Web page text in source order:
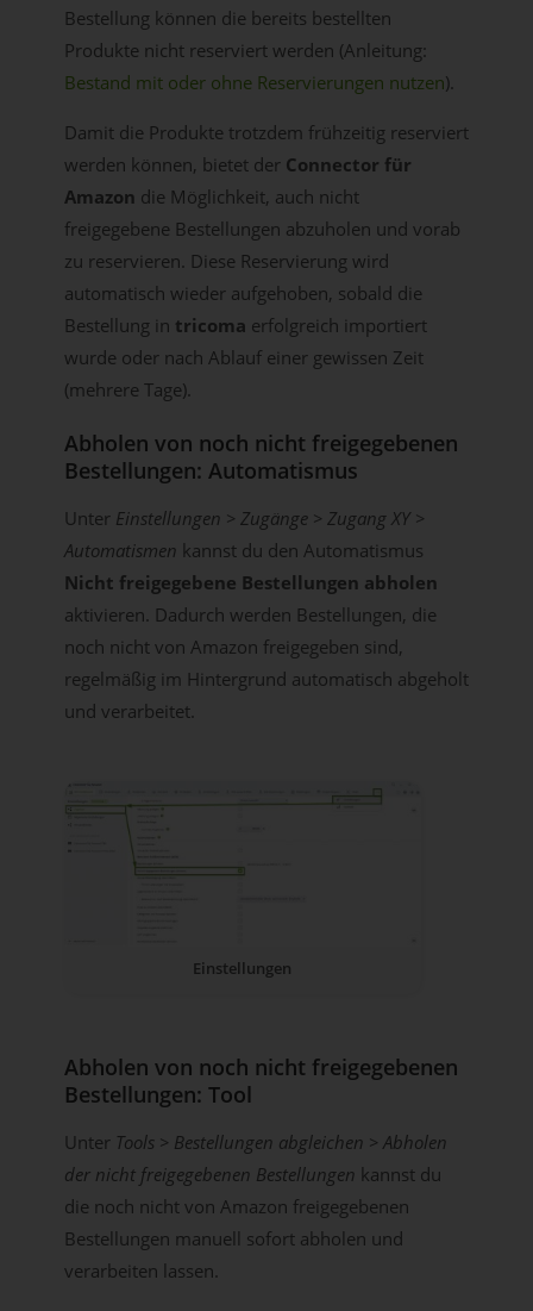
Bestellung können die bereits bestellten
Produkte nicht reserviert werden (Anleitung:
Bestand mit oder ohne Reservierungen nutzen).
Damit die Produkte trotzdem frühzeitig reserviert
werden können, bietet der Connector für
Amazon die Möglichkeit, auch nicht
freigegebene Bestellungen abzuholen und vorab
zu reservieren. Diese Reservierung wird
automatisch wieder aufgehoben, sobald die
Bestellung in tricoma erfolgreich importiert
wurde oder nach Ablauf einer gewissen Zeit
(mehrere Tage).
Abholen von noch nicht freigegebenen
Bestellungen: Automatismus
Unter Einstellungen > Zugänge > Zugang XY >
Automatismen kannst du den Automatismus
Nicht freigegebene Bestellungen abholen
aktivieren. Dadurch werden Bestellungen, die
noch nicht von Amazon freigegeben sind,
regelmäßig im Hintergrund automatisch abgeholt
und verarbeitet.
Einstellungen
Abholen von noch nicht freigegebenen
Bestellungen: Tool
Unter Tools > Bestellungen abgleichen > Abholen
der nicht freigegebenen Bestellungen kannst du
die noch nicht von Amazon freigegebenen
Bestellungen manuell sofort abholen und
verarbeiten lassen.